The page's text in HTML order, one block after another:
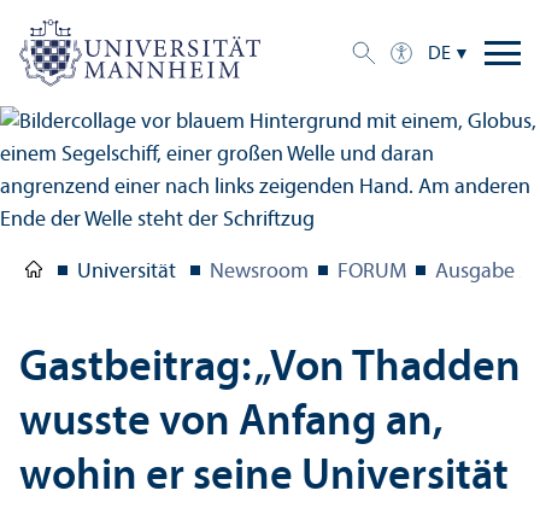
DE
Universität Newsroom FORUM Ausgabe 2/
Gastbeitrag: „Von Thadden
wusste von Anfang an,
wohin er seine Universität